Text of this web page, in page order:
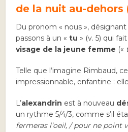
de la nuit au-dehors
Du pronom « nous »,
passons à un «tu » (v. 5) qui
visage de la jeune femme («
Telle que l’imagine Rimbaud,
impressionnable, enfantine :
L’alexandrin est à nouveau
un rythme 5/4/3, comme s’il
fermeras l’oeil, / pour ne point